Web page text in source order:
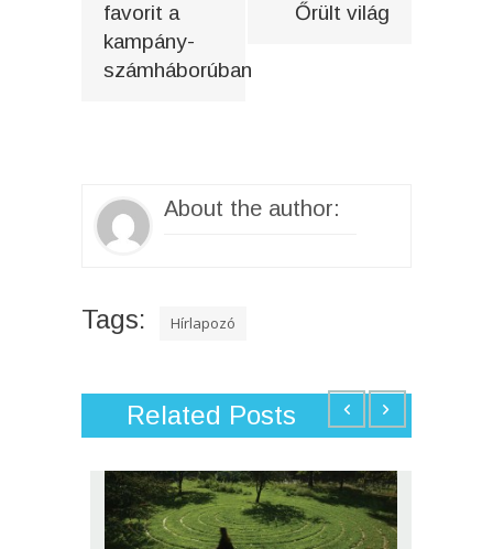
favorit a
kampány-
számháborúban
Őrült világ
About the author:
Tags: Hírlapozó
Related Posts